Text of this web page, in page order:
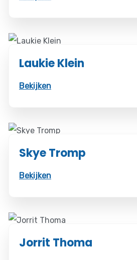
Laukie Klein
Bekijken
Skye Tromp
Bekijken
Jorrit Thoma